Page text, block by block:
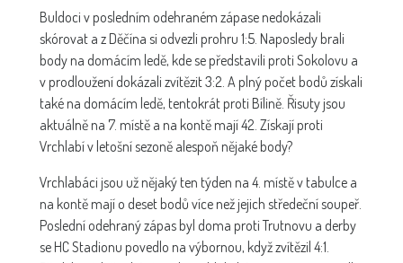
Buldoci v posledním odehraném zápase nedokázali
skórovat a z Děčína si odvezli prohru 1:5. Naposledy brali
body na domácím ledě, kde se představili proti Sokolovu a
v prodloužení dokázali zvítězit 3:2. A plný počet bodů získali
také na domácím ledě, tentokrát proti Bílině. Řisuty jsou
aktuálně na 7. místě a na kontě mají 42. Získají proti
Vrchlabí v letošní sezoně alespoň nějaké body?
Vrchlabáci jsou už nějaký ten týden na 4. místě v tabulce a
na kontě mají o deset bodů více než jejich středeční soupeř.
Poslední odehraný zápas byl doma proti Trutnovu a derby
se HC Stadionu povedlo na výbornou, když zvítězil 4:1.